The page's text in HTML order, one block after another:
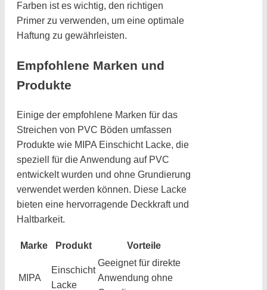
Farben ist es wichtig, den richtigen
Primer zu verwenden, um eine optimale
Haftung zu gewährleisten.
Empfohlene Marken und
Produkte
Einige der empfohlene Marken für das
Streichen von PVC Böden umfassen
Produkte wie MIPA Einschicht Lacke, die
speziell für die Anwendung auf PVC
entwickelt wurden und ohne Grundierung
verwendet werden können. Diese Lacke
bieten eine hervorragende Deckkraft und
Haltbarkeit.
Marke Produkt Vorteile
MIPA
Einschicht
Lacke
Geeignet für direkte
Anwendung ohne